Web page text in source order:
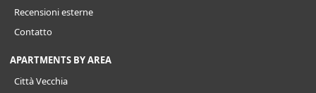
Recensioni esterne
Contatto
APARTMENTS BY AREA
Città Vecchia